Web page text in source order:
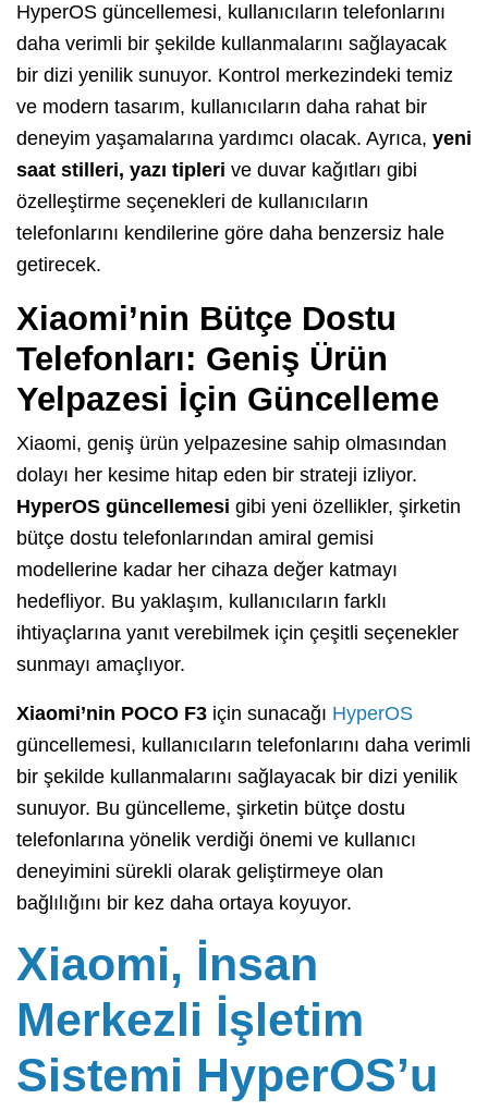
HyperOS güncellemesi, kullanıcıların telefonlarını
daha verimli bir şekilde kullanmalarını sağlayacak
bir dizi yenilik sunuyor. Kontrol merkezindeki temiz
ve modern tasarım, kullanıcıların daha rahat bir
deneyim yaşamalarına yardımcı olacak. Ayrıca, yeni
saat stilleri, yazı tipleri ve duvar kağıtları gibi
özelleştirme seçenekleri de kullanıcıların
telefonlarını kendilerine göre daha benzersiz hale
getirecek.
Xiaomi’nin Bütçe Dostu
Telefonları: Geniş Ürün
Yelpazesi İçin Güncelleme
Xiaomi, geniş ürün yelpazesine sahip olmasından
dolayı her kesime hitap eden bir strateji izliyor.
HyperOS güncellemesi gibi yeni özellikler, şirketin
bütçe dostu telefonlarından amiral gemisi
modellerine kadar her cihaza değer katmayı
hedefliyor. Bu yaklaşım, kullanıcıların farklı
ihtiyaçlarına yanıt verebilmek için çeşitli seçenekler
sunmayı amaçlıyor.
Xiaomi’nin POCO F3 için sunacağı HyperOS
güncellemesi, kullanıcıların telefonlarını daha verimli
bir şekilde kullanmalarını sağlayacak bir dizi yenilik
sunuyor. Bu güncelleme, şirketin bütçe dostu
telefonlarına yönelik verdiği önemi ve kullanıcı
deneyimini sürekli olarak geliştirmeye olan
bağlılığını bir kez daha ortaya koyuyor.
Xiaomi, İnsan
Merkezli İşletim
Sistemi HyperOS’u